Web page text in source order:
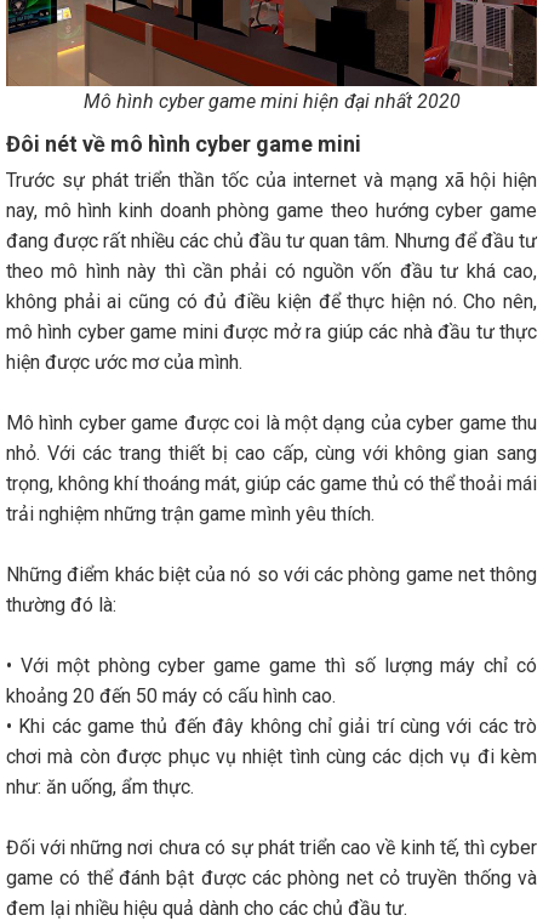
Mô hình cyber game mini hiện đại nhất 2020
Đôi nét về mô hình cyber game mini
Trước sự phát triển thần tốc của internet và mạng xã hội hiện
nay, mô hình kinh doanh phòng game theo hướng cyber game
đang được rất nhiều các chủ đầu tư quan tâm. Nhưng để đầu tư
theo mô hình này thì cần phải có nguồn vốn đầu tư khá cao,
không phải ai cũng có đủ điều kiện để thực hiện nó. Cho nên,
mô hình cyber game mini được mở ra giúp các nhà đầu tư thực
hiện được ước mơ của mình.
Mô hình cyber game được coi là một dạng của cyber game thu
nhỏ. Với các trang thiết bị cao cấp, cùng với không gian sang
trọng, không khí thoáng mát, giúp các game thủ có thể thoải mái
trải nghiệm những trận game mình yêu thích.
Những điểm khác biệt của nó so với các phòng game net thông
thường đó là:
• Với một phòng cyber game game thì số lượng máy chỉ có
khoảng 20 đến 50 máy có cấu hình cao.
• Khi các game thủ đến đây không chỉ giải trí cùng với các trò
chơi mà còn được phục vụ nhiệt tình cùng các dịch vụ đi kèm
như: ăn uống, ẩm thực.
Đối với những nơi chưa có sự phát triển cao về kinh tế, thì cyber
game có thể đánh bật được các phòng net cỏ truyền thống và
đem lại nhiều hiệu quả dành cho các chủ đầu tư.